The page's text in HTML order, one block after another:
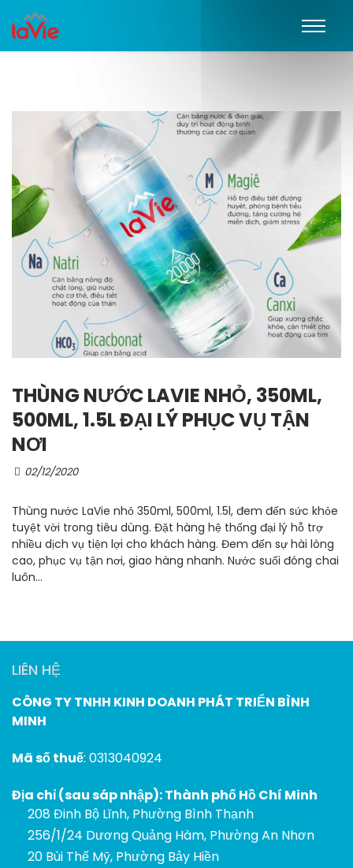
THÙNG NƯỚC LAVIE NHỎ, 350ML,
500ML, 1.5L ĐẠI LÝ PHỤC VỤ TẬN
NƠI
02/12/2020
Thùng nước LaVie nhỏ 350ml, 500ml, 1.5l, đem đến sức khỏe
tuyệt vời trong tiêu dùng. Đặt hàng hệ thống đại lý hỗ trợ
nhiều dịch vụ tiện lợi cho khách hàng. Đem đến sự hài lòng
cao, phục vụ tận nơi, giao hàng nhanh. Nước suối đóng chai
luôn...
LIÊN HỆ
CÔNG TY TNHH KINH DOANH PHÁT TRIỂN BÌNH
MINH
Mã số thuế: 0313040924
Địa chỉ (sau sáp nhập): Thành phố Hồ Chí Minh
208 Đinh Bộ Lĩnh, Phường Bình Thạnh
256/1/24 Dương Quảng Hàm, Phường An Nhơn
20 Bùi Thế Mỹ, Phường Bảy Hiền